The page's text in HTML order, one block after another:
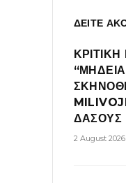
ΔΕΙΤΕ
ΔΑΣΟΥΣ
2 August 2026